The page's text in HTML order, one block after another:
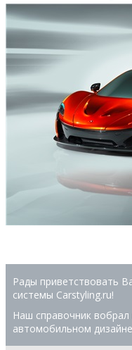
Рады приветствовать
системы Сarstyling.ru!
Наш справочник
автомобильном